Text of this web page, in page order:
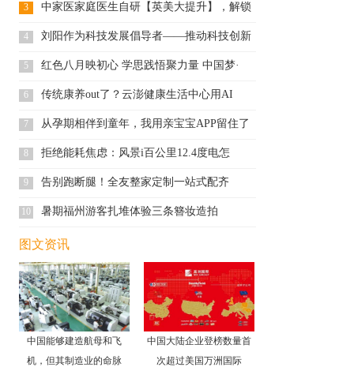
3
中家医家庭医生自研【英美大提升】，解锁
全
4
刘阳作为科技发展倡导者——推动科技创新
5 红色八月映初心 学思践悟聚力量 中国梦·
6 传统康养out了？云澎健康生活中心用AI
7 从孕期相伴到童年，我用亲宝宝APP留住了
8 拒绝能耗焦虑：风景i百公里12.4度电怎
9 告别跑断腿！全友整家定制一站式配齐
10
暑期福州游客扎堆体验三条簪妆造拍
图文资讯
中国能够建造航母和飞
机，但其制造业的命脉
中国大陆企业登榜数量首
次超过美国万洲国际